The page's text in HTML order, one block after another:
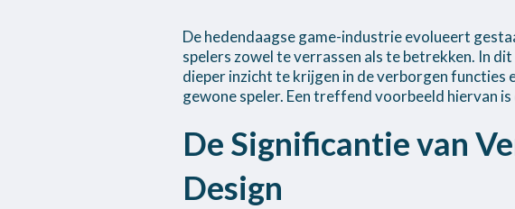
De hedendaagse game-industrie evolueert
spelers zowel te verrassen als te betrekken. In
dieper inzicht te krijgen in de verborgen functies
gewone speler. Een treffend voorbeeld hiervan
De Significantie van
Design